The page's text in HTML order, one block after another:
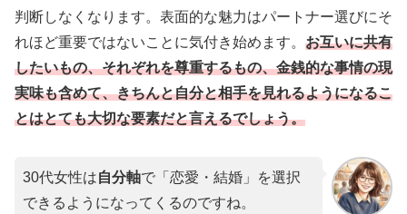
判断しなくなります。表面的な魅力はパートナー選びにそ
れほど重要ではないことに気付き始めます。 お互いに共有
したいもの、それぞれを尊重するもの、金銭的な事情の現
実味も含めて、きちんと自分と相手を見れるようになるこ
とはとても大切な要素だと言えるでしょう。
30代女性は自分軸で「恋愛・結婚」を選択
できるようになってくるのですね。